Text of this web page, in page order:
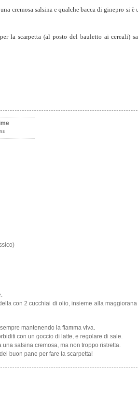
cremosa salsina e qualche bacca di ginepro si è
la scarpetta (al posto del bauletto ai cereali)
con 2 cucchiai di olio, insieme alla
mantenendo la fiamma viva.
con un goccio di latte, e regolare di sale.
salsina cremosa, ma non troppo ristretta.
buon pane per fare la scarpetta!